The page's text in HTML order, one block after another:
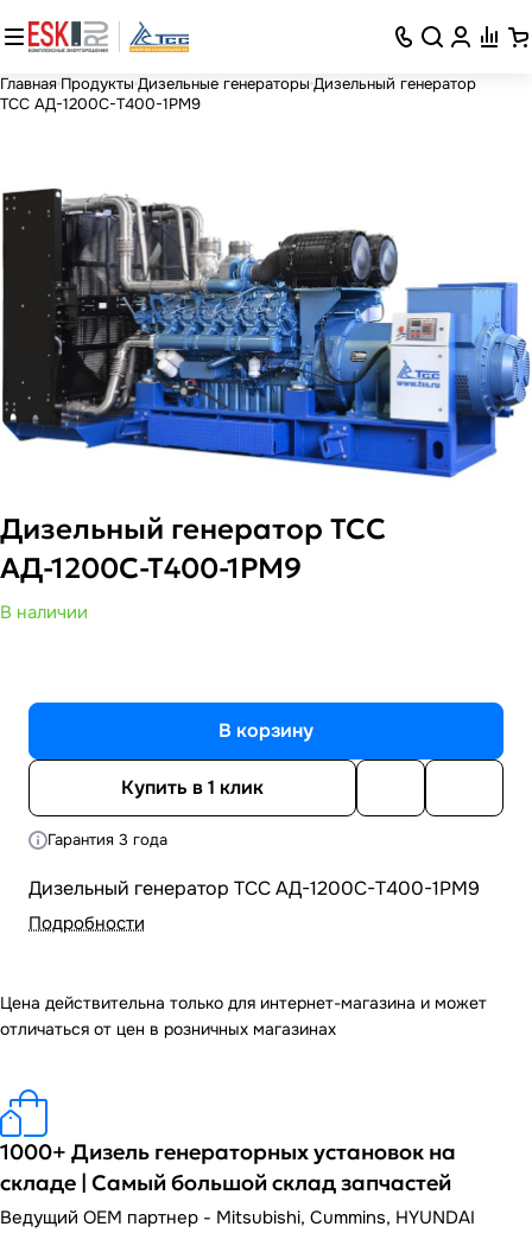
Главная Продукты Дизельные генераторы Дизельный генератор
ТСС АД-1200С-Т400-1РМ9
Дизельный генератор ТСС
АД-1200С-Т400-1РМ9
В наличии
В корзину
Купить в 1 клик
Гарантия 3 года
Дизельный генератор ТСС АД-1200С-Т400-1РМ9
Подробности
Цена действительна только для интернет-магазина и может
отличаться от цен в розничных магазинах
1000+ Дизель генераторных установок на
складе | Самый большой склад запчастей
Ведущий OEM партнер - Mitsubishi, Cummins, HYUNDAI